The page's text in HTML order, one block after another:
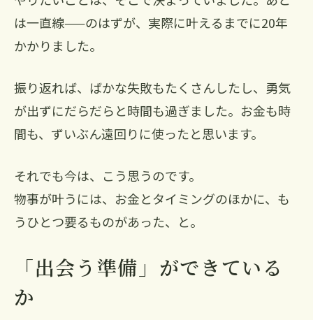
は一直線——のはずが、実際に叶えるまでに20年
かかりました。
振り返れば、ばかな失敗もたくさんしたし、勇気
が出ずにだらだらと時間も過ぎました。お金も時
間も、ずいぶん遠回りに使ったと思います。
それでも今は、こう思うのです。
物事が叶うには、お金とタイミングのほかに、も
うひとつ要るものがあった、と。
「出会う準備」ができている
か